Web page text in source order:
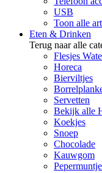
USB
Toon alle
Eten & Drinken
Terug naar alle
Flesjes
Horeca
Bierviltjes
Servetten
Bekijk alle
Koekjes
Snoep
Chocolade
Kauwgom